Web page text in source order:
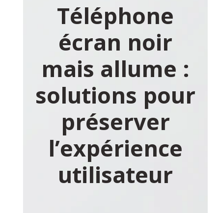
Téléphone
écran noir
mais allume :
solutions pour
préserver
l’expérience
utilisateur